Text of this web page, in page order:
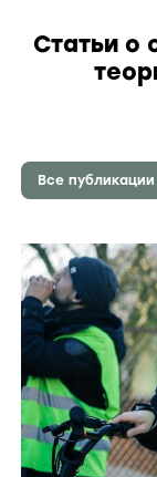
Статьи о
Все публикации